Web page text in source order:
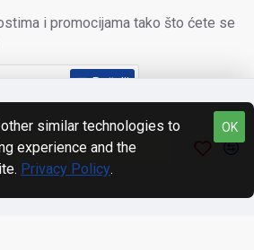
je u pripremi.
i promocijama tako što ćete se
Pošalji
se sa Pravila privatnosti OK
similar technologies to
experience and the
Privacy Policy.